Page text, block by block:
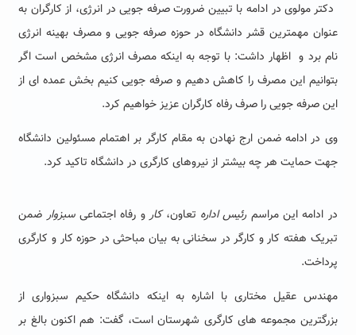
دکتر مولوی در ادامه با تبیین ضرورت صرفه جویی در انرژی، از کارگران به
عنوان مهمترین قشر دانشگاه در حوزه صرفه جویی و مصرف بهینه انرژی
نام برد و اظهار داشت: با توجه به اینکه مصرف انرژی مشخص است اگر
بتوانیم این مصرف را کاهش دهیم و صرفه جویی کنیم بخش عمده ای از
این صرفه جویی را صرف رفاه کارگران عزیز خواهیم کرد.
وی در ادامه ضمن ارج نهادن به مقام کارگر بر اهتمام مسئولین دانشگاه
جهت حمایت هر چه بیشتر از نیروهای کارگری در دانشگاه تاکید کرد.
در ادامه این مراسم رئیس اداره تعاون،کارو رفاه اجتماعیسبزوارضمن
تبریک هفته کار و کارگر در سخنانی به بیان مباحثی در حوزه کار و کارگری
پرداخت.
مهندس عقیل مختاری با اشاره به اینکه دانشگاه حکیم سبزواری از
بزرگترین مجموعه های کارگری شهرستان است، گفت: هم اکنون بالغ بر